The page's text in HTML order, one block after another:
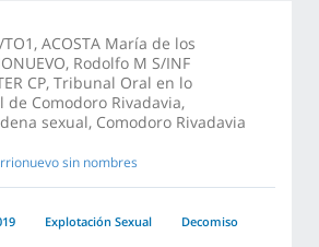
ACOSTA María de los
Rodolfo M S/INF
CP, Tribunal Oral en lo
de Comodoro Rivadavia,
sexual, Comodoro Rivadavia
sin nombres
Explotación Sexual Decomiso